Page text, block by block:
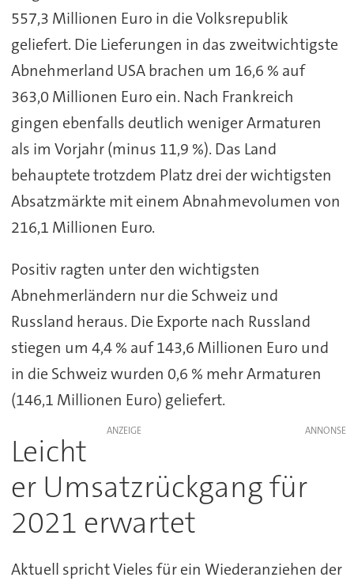
557,3 Millionen Euro in die Volksrepublik
geliefert. Die Lieferungen in das zweitwichtigste
Abnehmerland USA brachen um 16,6 % auf
363,0 Millionen Euro ein. Nach Frankreich
gingen ebenfalls deutlich weniger Armaturen
als im Vorjahr (minus 11,9 %). Das Land
behauptete trotzdem Platz drei der wichtigsten
Absatzmärkte mit einem Abnahmevolumen von
216,1 Millionen Euro.
Positiv ragten unter den wichtigsten
Abnehmerländern nur die Schweiz und
Russland heraus. Die Exporte nach Russland
stiegen um 4,4 % auf 143,6 Millionen Euro und
in die Schweiz wurden 0,6 % mehr Armaturen
(146,1 Millionen Euro) geliefert.
ANZEIGE
Leicht
er Umsatzrückgang für
2021 erwartet
Aktuell spricht Vieles für ein Wiederanziehen der